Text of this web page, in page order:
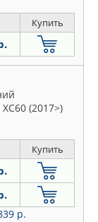
Купить
(2017>)
Купить
р.